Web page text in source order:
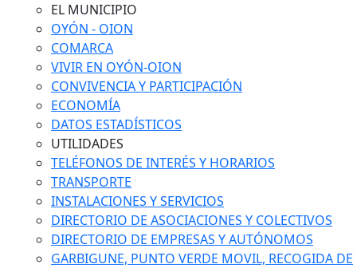
EL MUNICIPIO
OYÓN - OION
COMARCA
VIVIR EN OYÓN-OION
CONVIVENCIA Y PARTICIPACIÓN
ECONOMÍA
DATOS ESTADÍSTICOS
UTILIDADES
TELÉFONOS DE INTERÉS Y HORARIOS
TRANSPORTE
INSTALACIONES Y SERVICIOS
DIRECTORIO DE ASOCIACIONES Y COLECTIVOS
DIRECTORIO DE EMPRESAS Y AUTÓNOMOS
GARBIGUNE, PUNTO VERDE MOVIL, RECOGIDA DE